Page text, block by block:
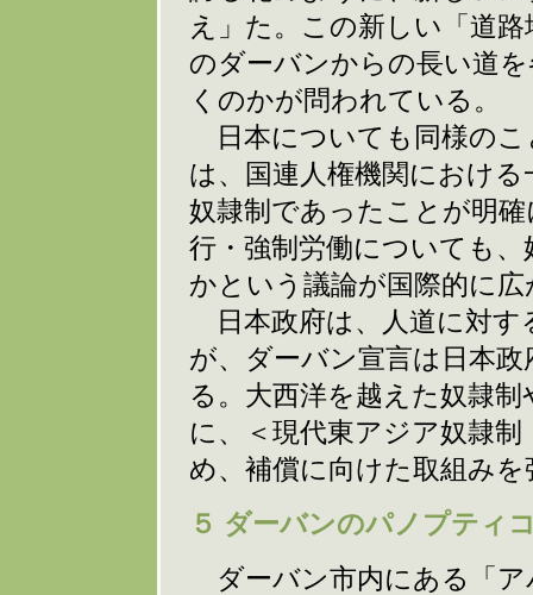
え」た。この新しい「道
のダーバンからの長い道
くのかが問われている。
日本についても同様のこ
は、国連人権機関におけ
奴隷制であったことが明
行・強制労働についても
かという議論が国際的に
日本政府は、人道に対す
が、ダーバン宣言は日本
る。大西洋を越えた奴隷
に、＜現代東アジア奴隷
め、補償に向けた取組み
５ ダーバンのパノプティ
ダーバン市内にある「ア